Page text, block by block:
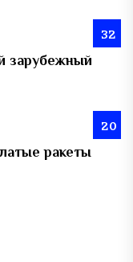
32
зарубежный
20
ракеты